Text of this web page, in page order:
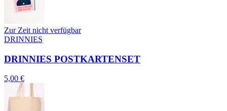
Zur Zeit nicht verfügbar
DRINNIES
DRINNIES POSTKARTENSET
5,00 €